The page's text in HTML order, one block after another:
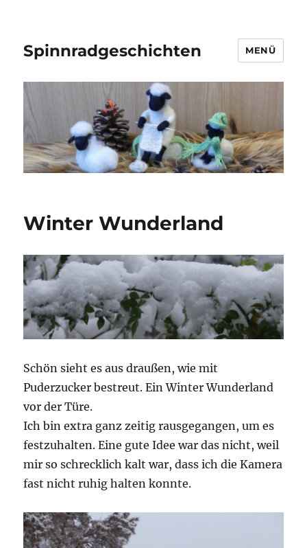
Spinnradgeschichten MENÜ
Winter Wunderland
Schön sieht es aus draußen, wie mit
Puderzucker bestreut. Ein Winter Wunderland
vor der Türe.
Ich bin extra ganz zeitig rausgegangen, um es
festzuhalten. Eine gute Idee war das nicht, weil
mir so schrecklich kalt war, dass ich die Kamera
fast nicht ruhig halten konnte.